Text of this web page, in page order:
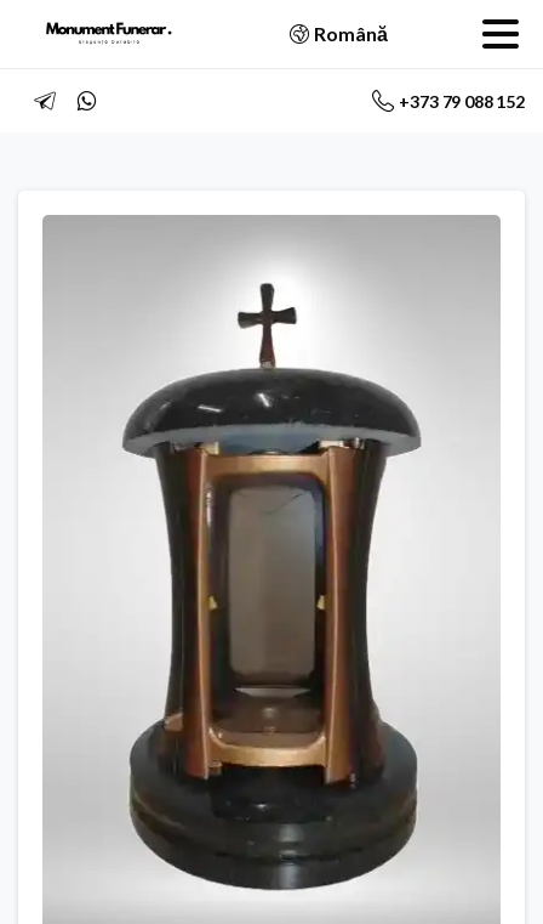
Română
+373 79 088 152